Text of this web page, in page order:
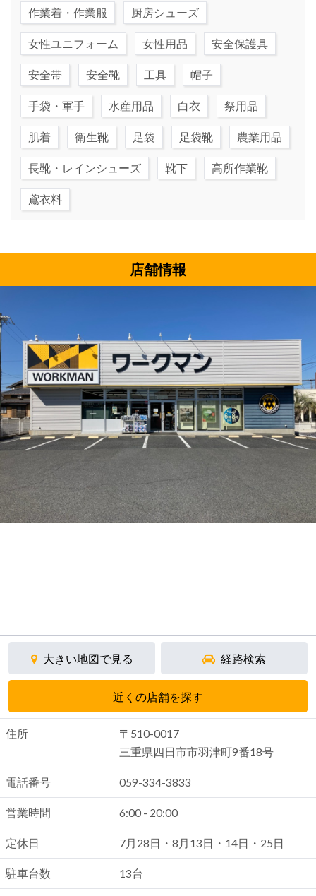
作業着・作業服 厨房シューズ
女性ユニフォーム 女性用品 安全保護具
安全帯 安全靴 工具 帽子
手袋・軍手 水産用品 白衣 祭用品
肌着 衛生靴 足袋 足袋靴 農業用品
長靴・レインシューズ 靴下 高所作業靴
鳶衣料
店舗情報
大きい地図で見る 経路検索
近くの店舗を探す
住所
〒510-0017
三重県四日市市羽津町9番18号
電話番号 059-334-3833
営業時間 6:00 - 20:00
定休日 7月28日・8月13日・14日・25日
駐車台数 13台